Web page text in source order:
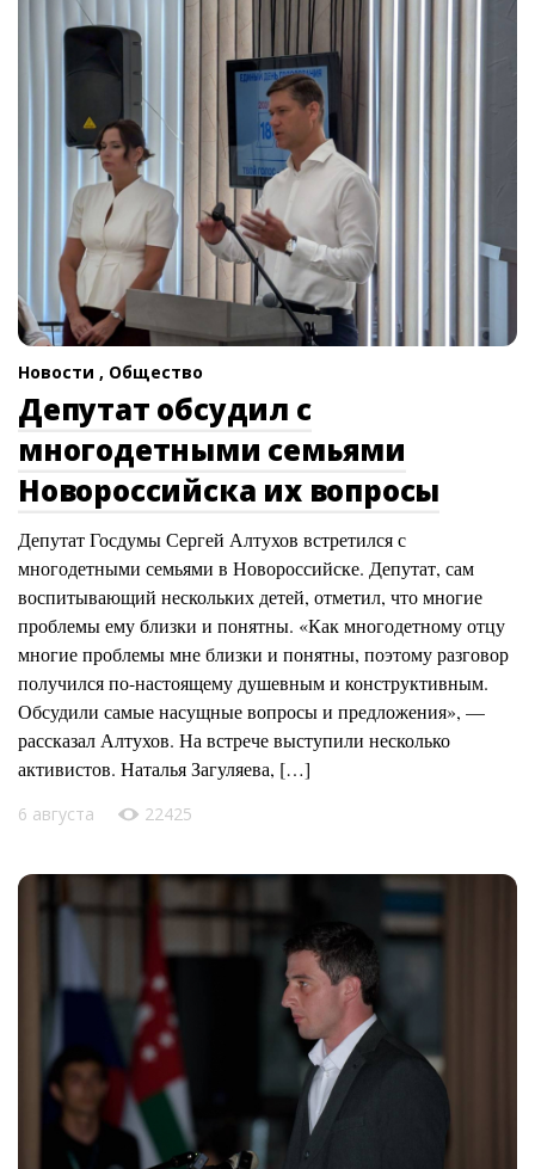
Новости , Общество
Депутат обсудил с
многодетными семьями
Новороссийска их вопросы
Депутат Госдумы Сергей Алтухов встретился с
многодетными семьями в Новороссийске. Депутат, сам
воспитывающий нескольких детей, отметил, что многие
проблемы ему близки и понятны. «Как многодетному отцу
многие проблемы мне близки и понятны, поэтому разговор
получился по-настоящему душевным и конструктивным.
Обсудили самые насущные вопросы и предложения», —
рассказал Алтухов. На встрече выступили несколько
активистов. Наталья Загуляева, […]
6 августа 22425